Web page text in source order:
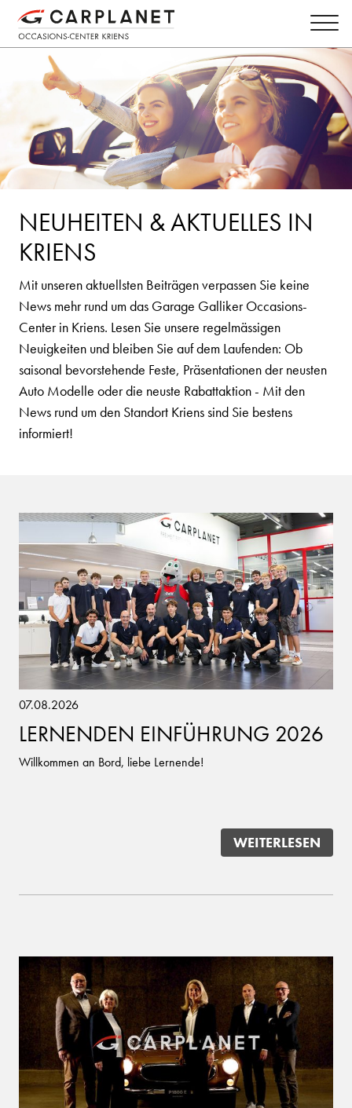
NEUHEITEN & AKTUELLES IN
KRIENS
Mit unseren aktuellsten Beiträgen verpassen Sie keine
News mehr rund um das Garage Galliker Occasions-
Center in Kriens. Lesen Sie unsere regelmässigen
Neuigkeiten und bleiben Sie auf dem Laufenden: Ob
saisonal bevorstehende Feste, Präsentationen der neusten
Auto Modelle oder die neuste Rabattaktion - Mit den
News rund um den Standort Kriens sind Sie bestens
informiert!
07.08.2026
LERNENDEN EINFÜHRUNG 2026
Willkommen an Bord, liebe Lernende!
WEITERLESEN